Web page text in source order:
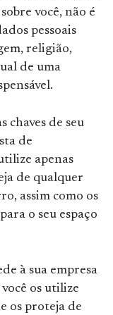
você, não é
pessoais
religião,
de uma
chaves de seu
de
apenas
de qualquer
assim como os
o seu espaço
à sua empresa
você os utilize
os proteja de